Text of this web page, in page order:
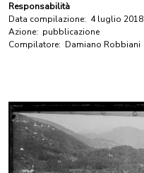
Responsabilità
Data compilazione: 4 luglio 2018
Azione: pubblicazione
Compilatore: Damiano Robbiani